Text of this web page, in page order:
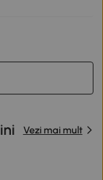
Vezi mai mult